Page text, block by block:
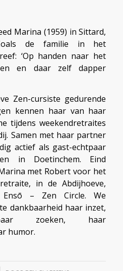
Marina (1959) in Sittard,
de familie in het
‘Op handen naar het
en daar zelf dapper
Zen-cursiste gedurende
kennen haar van haar
tijdens weekendretraites
Samen met haar partner
actief als gast-echtpaar
in Doetinchem. Eind
met Robert voor het
in de Abdijhoeve,
Ensō – Zen Circle. We
dankbaarheid haar inzet,
zoeken, haar
humor.